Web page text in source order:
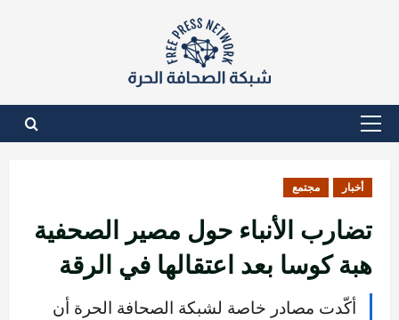
القائمة
أخبار مجتمع
تضارب الأنباء حول مصير الصحفية
هبة كوسا بعد اعتقالها في الرقة
أكّدت مصادر خاصة لشبكة الصحافة الحرة أن